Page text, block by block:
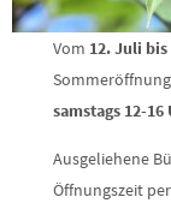
Vom 12. Juli bis
samstags 12-16
Ausgeliehene
Öffnungszeit